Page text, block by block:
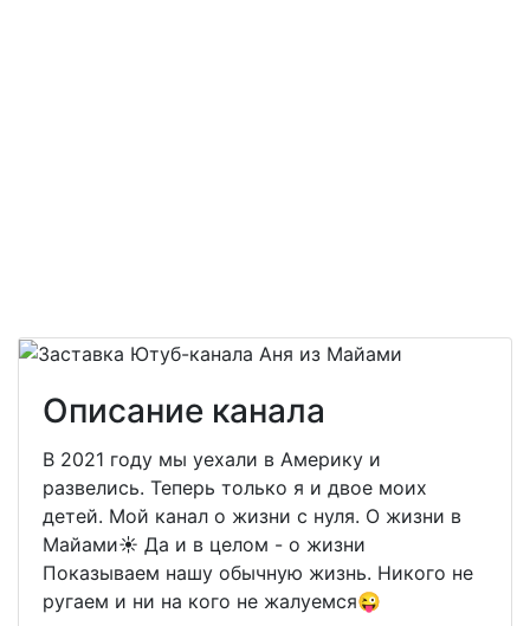
Описание канала
В 2021 году мы уехали в Америку и
развелись. Теперь только я и двое моих
детей. Мой канал о жизни с нуля. О жизни в
Майами☀️ Да и в целом - о жизни
Показываем нашу обычную жизнь. Никого не
ругаем и ни на кого не жалуемся😜